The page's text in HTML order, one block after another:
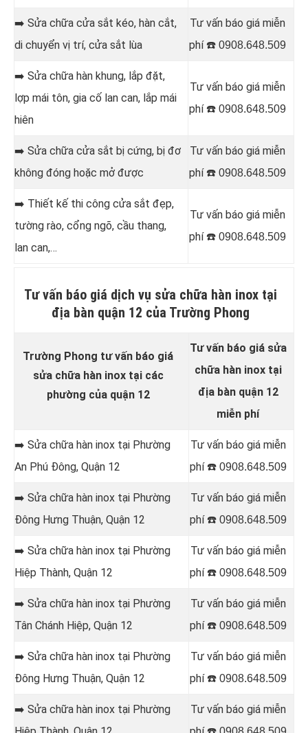
➡️ Sửa chữa cửa sắt kéo, hàn cắt,
di chuyển vị trí, cửa sắt lùa
Tư vấn báo giá miễn
phí ☎️ 0908.648.509
➡️ Sửa chữa hàn khung, lắp đặt,
lợp mái tôn, gia cố lan can, lắp mái
hiên
Tư vấn báo giá miễn
phí ☎️ 0908.648.509
➡️ Sửa chữa cửa sắt bị cứng, bị đơ
không đóng hoặc mở được
Tư vấn báo giá miễn
phí ☎️ 0908.648.509
➡️ Thiết kế thi công cửa sắt đẹp,
tường rào, cổng ngõ, cầu thang,
lan can,…
Tư vấn báo giá miễn
phí ☎️ 0908.648.509
Tư vấn báo giá dịch vụ sửa chữa hàn inox tại
địa bàn quận 12 của Trường Phong
Trường Phong tư vấn báo giá
sửa chữa hàn inoxtại các
phường của quận 12
Tư vấn báo giá sửa
chữa hàn inox tại
địa bàn quận 12
miễn phí
➡️ Sửa chữa hàn inox tại Phường
An Phú Đông, Quận 12
Tư vấn báo giá miễn
phí ☎️ 0908.648.509
➡️ Sửa chữa hàn inox tại Phường
Đông Hưng Thuận, Quận 12
Tư vấn báo giá miễn
phí ☎️ 0908.648.509
➡️ Sửa chữa hàn inox tại Phường
Hiệp Thành, Quận 12
Tư vấn báo giá miễn
phí ☎️ 0908.648.509
➡️ Sửa chữa hàn inox tại Phường
Tân Chánh Hiệp, Quận 12
Tư vấn báo giá miễn
phí ☎️ 0908.648.509
➡️ Sửa chữa hàn inox tại Phường
Đông Hưng Thuận, Quận 12
Tư vấn báo giá miễn
phí ☎️ 0908.648.509
➡️ Sửa chữa hàn inox tại Phường
Tư vấn báo giá miễn